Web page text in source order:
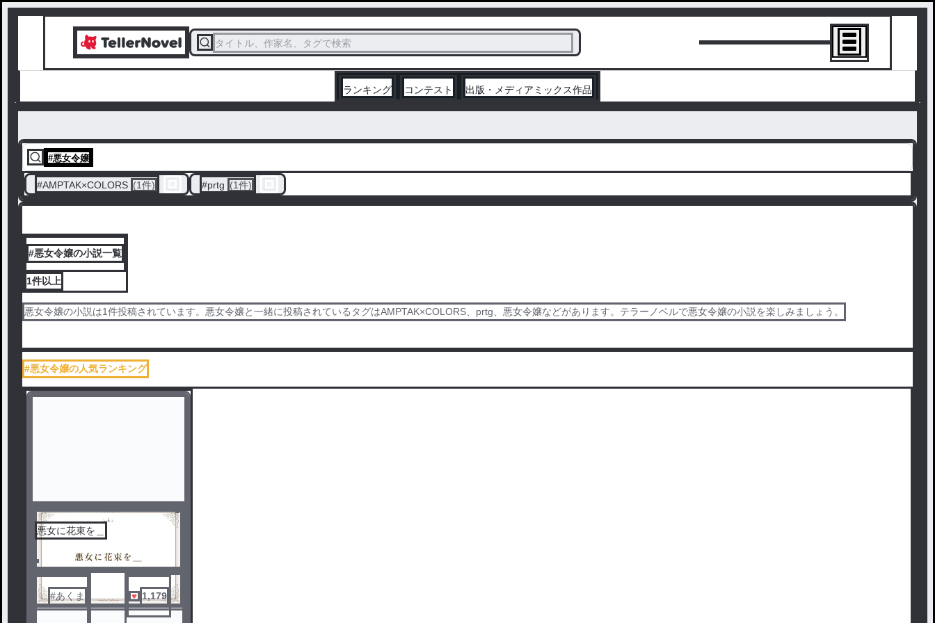
タイトル、作家名、タグで検索
ランキング コンテスト 出版・メディアミックス作品
#悪女令嬢
#AMPTAK×COLORS (1件) #prtg (1件)
#悪女令嬢の小説一覧
1件以上
悪女令嬢の小説は1件投稿されています。悪女令嬢と一緒に投稿されているタグはAMPTAK×COLORS、prtg、悪女令嬢などがあります。テラーノベルで悪女令嬢の小説を楽しみましょう。
#悪女令嬢の人気ランキング
悪女に花束を＿
#あくま 1,179